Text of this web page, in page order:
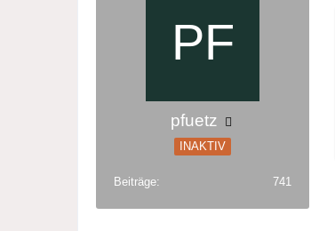
pfuetz
INAKTIV
Beiträge 741